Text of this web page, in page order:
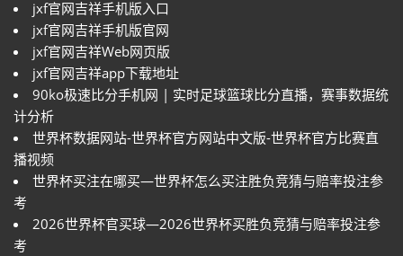
jxf官网吉祥手机版入口
jxf官网吉祥手机版官网
jxf官网吉祥Web网页版
jxf官网吉祥app下载地址
90ko极速比分手机网 | 实时足球篮球比分直播，赛事数据统
计分析
世界杯数据网站-世界杯官方网站中文版-世界杯官方比赛直
播视频
世界杯买注在哪买—世界杯怎么买注胜负竞猜与赔率投注参
考
2026世界杯官买球—2026世界杯买胜负竞猜与赔率投注参
考